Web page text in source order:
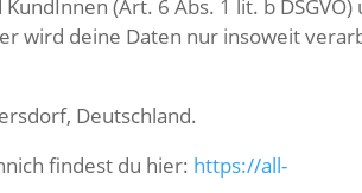
(Art. 6 Abs. 1 lit. b
wird deine Daten nur insoweit
Deutschland.
findest du hier: https://all-